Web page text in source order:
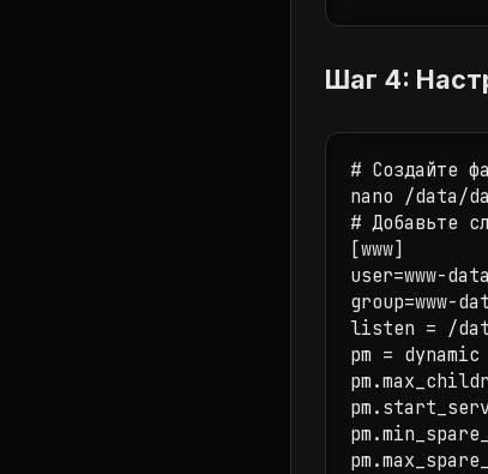
Шаг 4:
# Создайте
nano /data/
# Добавьте
[www]
user=www-data
group=www-
listen = /
pm = dynamic